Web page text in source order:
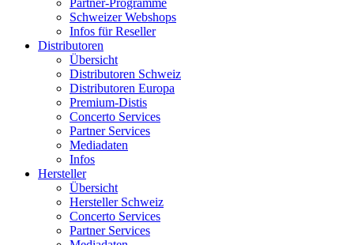
Partner-Programme
Schweizer Webshops
Infos für Reseller
Distributoren
Übersicht
Distributoren Schweiz
Distributoren Europa
Premium-Distis
Concerto Services
Partner Services
Mediadaten
Infos
Hersteller
Übersicht
Hersteller Schweiz
Concerto Services
Partner Services